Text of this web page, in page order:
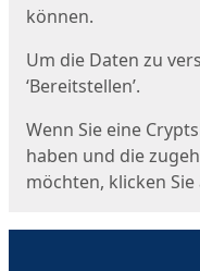
können.
Um die Daten zu
‘Bereitstellen’.
Wenn Sie eine
haben und die
möchten, klicken